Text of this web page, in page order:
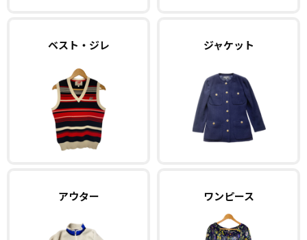
ベスト・ジレ ジャケット
アウター ワンピース